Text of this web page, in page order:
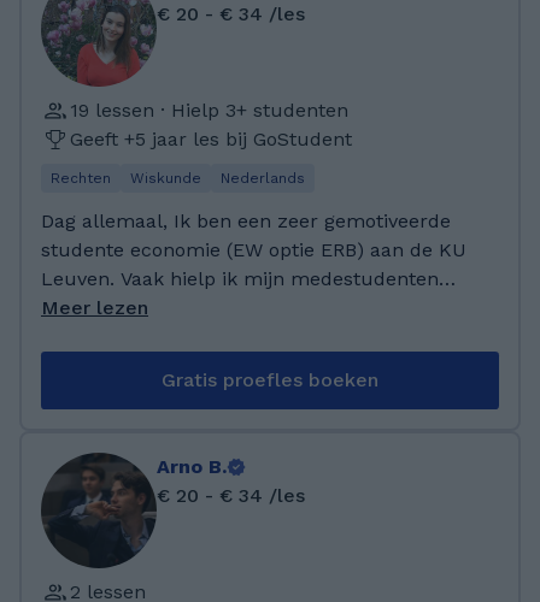
Amsterdam.
€ 20 - € 34 /les
19 lessen · Hielp 3+ studenten
Geeft +5 jaar les bij GoStudent
Rechten Wiskunde Nederlands
Dag allemaal, Ik ben een zeer gemotiveerde
studente economie (EW optie ERB) aan de KU
Leuven. Vaak hielp ik mijn medestudenten
met economische vakken, taallessen en
medestudenten, leerlingen van het secundair
voor deze vakken ben ik degene die je zoekt!
Meer lezen
Gratis proefles boeken
Arno B.
€ 20 - € 34 /les
2 lessen